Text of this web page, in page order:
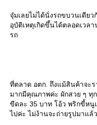
จุ๋มเลยไม่ได้นั่งรถขบวนเดีย
อุบัติเหตุเกิดขึ้นได้ตลอดเวล
รถ
ที่ตลาด อตก. ถึงแม้สินค้าจะ
มากมีคุณภาพค่ะ ผักสวย ๆ ทุ
ขีดละ 35 บาท โอ้ว พริกขี้ห
ไปค่ะ ไม่ง้านจะถ่ายรูปมาแล้ว